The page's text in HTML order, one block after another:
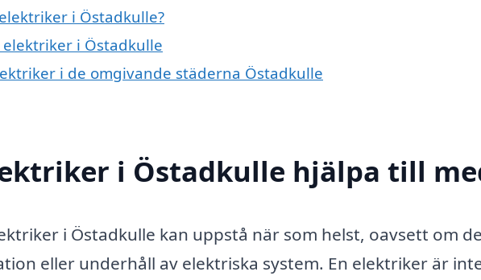
i Östadkulle?
i Östadkulle
i de omgivande städerna Östadkulle
i Östadkulle hjälpa till
i Östadkulle kan uppstå när som helst, oavsett om
eller underhåll av elektriska system. En elektriker är